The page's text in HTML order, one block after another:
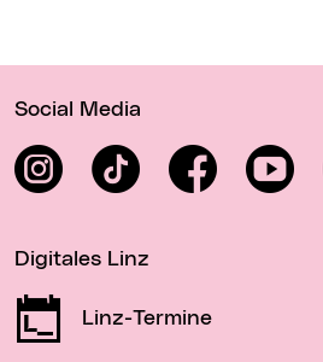
Social Media
InstagramTikTok FacebookYouTube
Digitales Linz
Linz-Termine